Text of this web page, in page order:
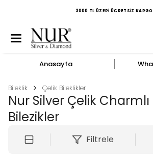
AYNI GÜN KARGO
Anasayfa
Bileklik Çelik Bileklikler
Nur Silver Çelik
Bilezikler
Filtrele